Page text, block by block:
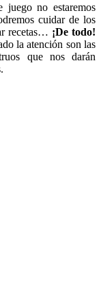
juego no estaremos
cuidar de los
recetas… ¡De todo!
la atención son las
que nos darán